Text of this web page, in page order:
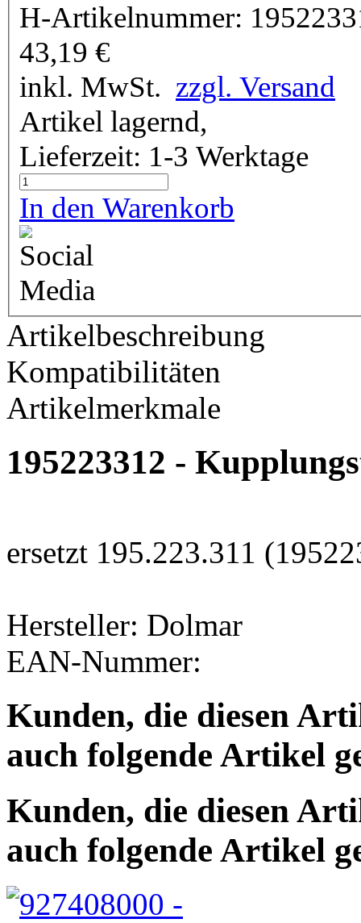
H-Artikelnummer:
43,19 €
inkl. MwSt. zzgl. Versand
Artikel lagernd,
Lieferzeit: 1-3 Werktage
In den Warenkorb
Artikelbeschreibung
Kompatibilitäten
Artikelmerkmale
195223312 -
ersetzt 195.223.311
Hersteller: Dolmar
EAN-Nummer:
Kunden, die diesen
auch folgende Artikel
Kunden, die diesen
auch folgende Artikel